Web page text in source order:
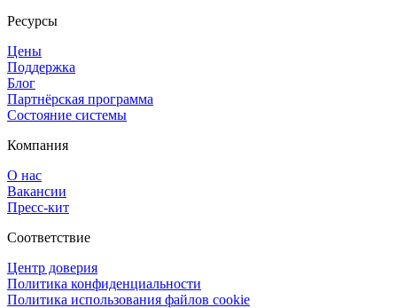
Ресурсы
Цены
Поддержка
Блог
Партнёрская программа
Состояние системы
Компания
О нас
Вакансии
Пресс-кит
Соответствие
Центр доверия
Политика конфиденциальности
Политика использования файлов cookie